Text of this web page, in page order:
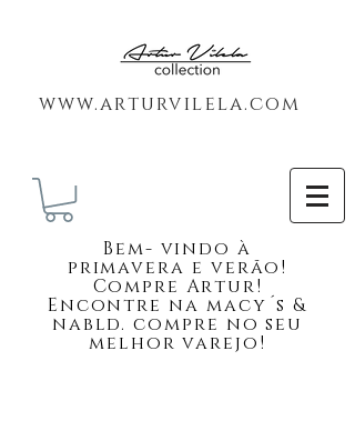
www.arturvilela.com
Bem- vindo à
primavera e verão!
Compre Artur!
Encontre na macy´s &
nabld. compre no seu
melhor varejo!